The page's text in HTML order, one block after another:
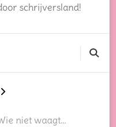
schrijversland!
niet waagt…